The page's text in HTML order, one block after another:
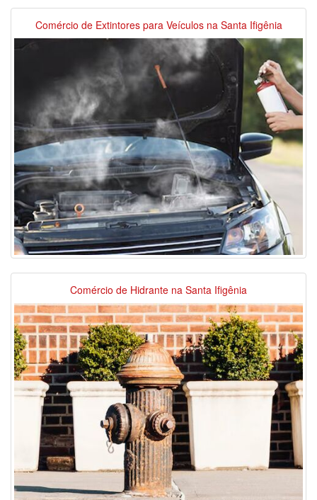
Comércio de Extintores para Veículos na Santa Ifigênia
Comércio de Hidrante na Santa Ifigênia